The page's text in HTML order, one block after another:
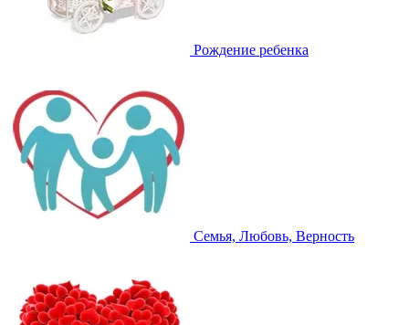
Рождение ребенка
Семья, Любовь, Верность